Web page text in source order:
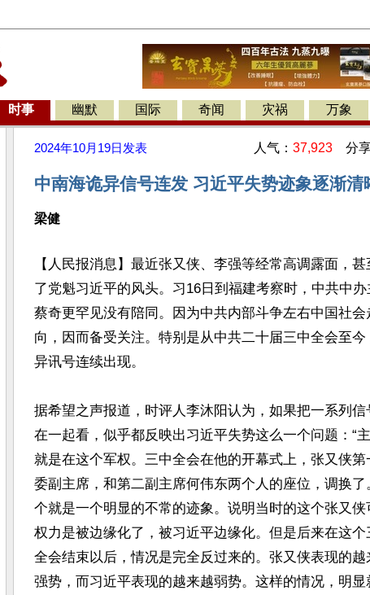
时事 幽默 国际 奇闻 灾祸 万象
2024年10月19日 发表 人气： 37,923 分享
中南海诡异信号连发 习近平失势迹象逐渐清
梁健
【人民报消息】最近张又侠、李强等经常高调露面，甚
了党魁习近平的风头。习16日到福建考察时，中共中办
蔡奇更罕见没有陪同。因为中共内部斗争左右中国社会
向，因而备受关注。特别是从中共二十届三中全会至今
异讯号连续出现。
据希望之声报道，时评人李沐阳认为，如果把一系列信
在一起看，似乎都反映出习近平失势这么一个问题：“
就是在这个军权。三中全会在他的开幕式上，张又侠第
委副主席，和第二副主席何伟东两个人的座位，调换了
个就是一个明显的不常的迹象。说明当时的这个张又侠
权力是被边缘化了，被习近平边缘化。但是后来在这个
全会结束以后，情况是完全反过来的。张又侠表现的越
强势，而习近平表现的越来越弱势。这样的情况，明显